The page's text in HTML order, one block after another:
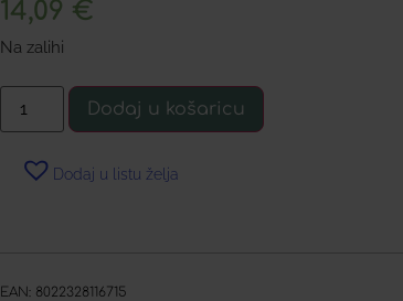
14,09 €
Na zalihi
Dodaj u košaricu
Dodaj u listu želja
EAN: 8022328116715